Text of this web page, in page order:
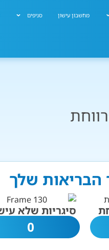
מחשבון עישון סניפים
הבריאות שלך
סיגריות שלא
0